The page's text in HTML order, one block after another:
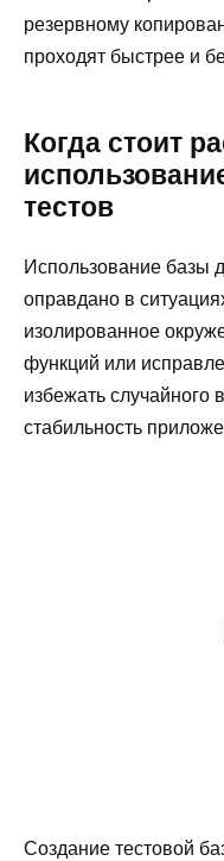
резервному
проходят быстрее и
Когда стоит
тестов
Использование базы
оправдано в
изолированное
функций или
избежать случайного
стабильность
Создание тестовой